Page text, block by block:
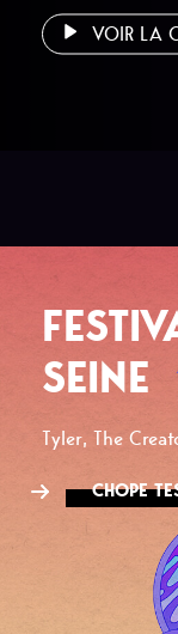
VOIR LA
SEINE
Tyler, The
CHOPE